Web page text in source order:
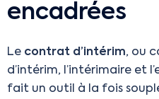
encadrées
Le contrat d’intérim, ou
d’intérim, l’intérimaire et
fait un outil à la fois